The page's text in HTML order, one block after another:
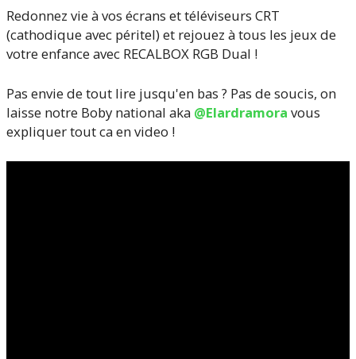
Redonnez vie à vos écrans et téléviseurs CRT
(cathodique avec péritel) et rejouez à tous les jeux de
votre enfance avec RECALBOX RGB Dual !
Pas envie de tout lire jusqu'en bas ? Pas de soucis, on
laisse notre Boby national aka @Elardramora vous
expliquer tout ca en video !